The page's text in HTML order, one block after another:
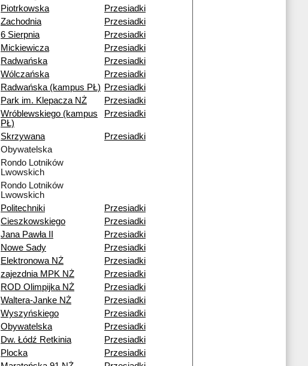
Piotrkowska
Przesiadki
Zachodnia
Przesiadki
6 Sierpnia
Przesiadki
Mickiewicza
Przesiadki
Radwańska
Przesiadki
Wólczańska
Przesiadki
Radwańska (kampus PŁ) Przesiadki
Park im. Klepacza NŻ
Przesiadki
Wróblewskiego (kampus
PŁ)
Przesiadki
Skrzywana
Przesiadki
Obywatelska
Rondo Lotników
Lwowskich
Rondo Lotników
Lwowskich
Politechniki
Przesiadki
Cieszkowskiego
Przesiadki
Jana Pawła II
Przesiadki
Nowe Sady
Przesiadki
Elektronowa NŻ
Przesiadki
zajezdnia MPK NŻ
Przesiadki
ROD Olimpijka NŻ
Przesiadki
Waltera-Janke NŻ
Przesiadki
Wyszyńskiego
Przesiadki
Obywatelska
Przesiadki
Dw. Łódź Retkinia
Przesiadki
Plocka
Przesiadki